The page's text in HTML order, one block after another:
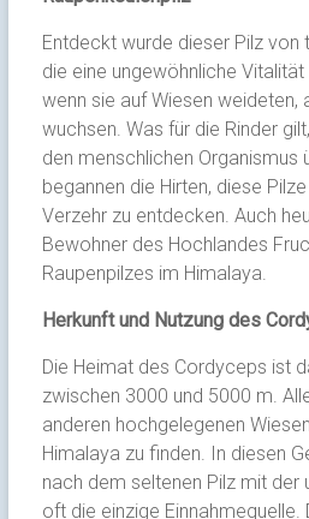
Entdeckt wurde dieser Pilz von
die eine ungewöhnliche
wenn sie auf Wiesen weideten,
wuchsen. Was für die Rinder
den menschlichen Organismus
begannen die Hirten, diese
Verzehr zu entdecken. Auch
Bewohner des Hochlandes
Raupenpilzes im Himalaya.
Herkunft und Nutzung des
Die Heimat des Cordyceps ist
zwischen 3000 und 5000 m.
anderen hochgelegenen
Himalaya zu finden. In diesen
nach dem seltenen Pilz mit der
oft die einzige Einnahmequelle.